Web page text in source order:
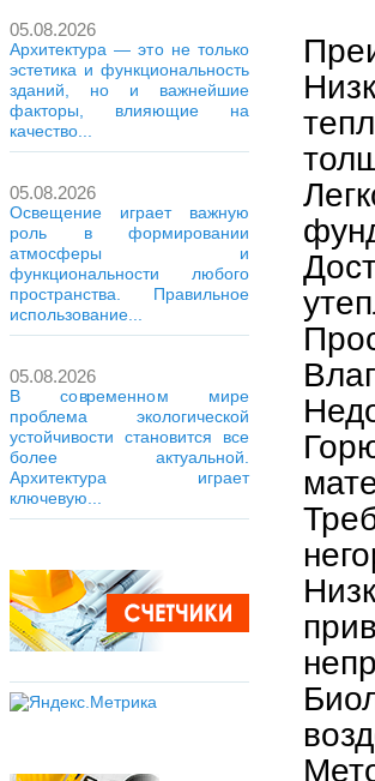
05.08.2026
Архитектура — это не только
эстетика и функциональность
зданий, но и важнейшие
факторы, влияющие на
качество...
05.08.2026
Освещение играет важную
роль в формировании
атмосферы и
функциональности любого
пространства. Правильное
использование...
05.08.2026
В современном мире
проблема экологической
устойчивости становится все
более актуальной.
Архитектура играет
ключевую...